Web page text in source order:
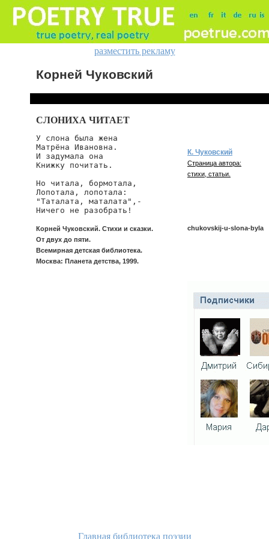
разместить рекламу
Корней Чуковский
СЛОНИХА ЧИТАЕТ
У слона была жена
Матрёна Ивановна.
И задумала она
Книжку почитать.
Но читала, бормотала,
Лопотала, лопотала:
"Таталата, маталата",-
Ничего не разобрать!
Корней Чуковский. Стихи и сказки.
От двух до пяти.
Всемирная детская библиотека.
Москва: Планета детства, 1999.
К. Чуковский
Страница автора:
стихи, статьи.
chukovskij-u-slona-byla
Главная библиотека поэзии